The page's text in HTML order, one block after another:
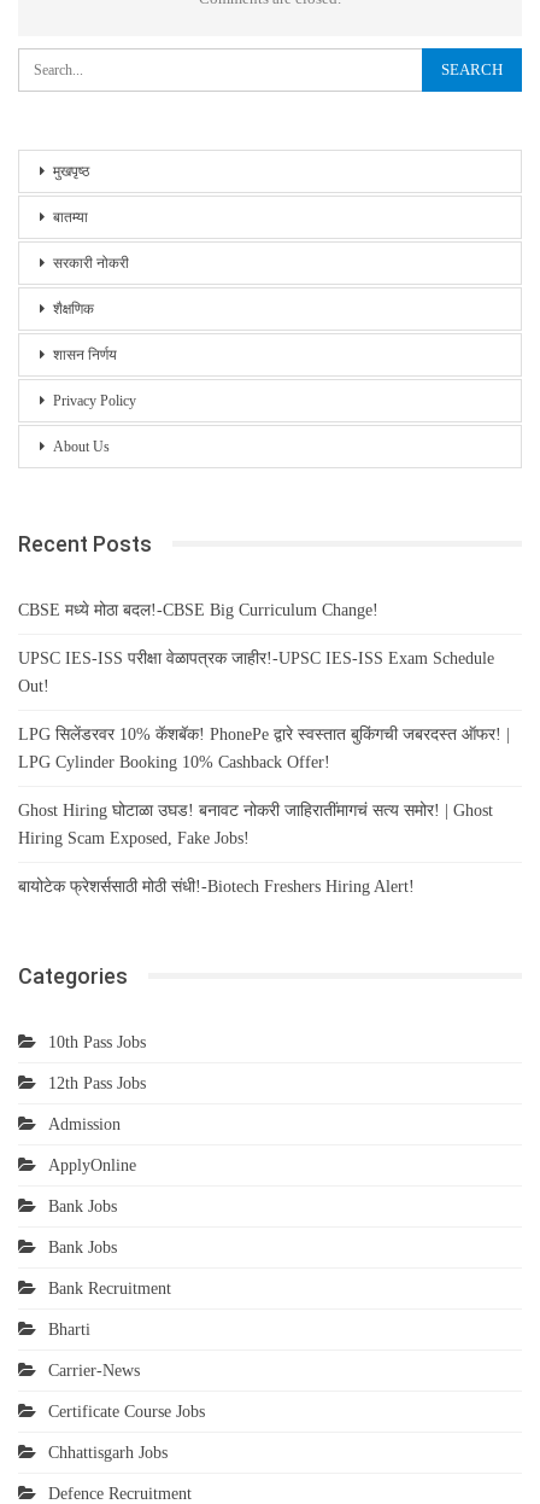
मुखपृष्ठ
बातम्या
सरकारी नोकरी
शैक्षणिक
शासन निर्णय
Privacy Policy
About Us
Recent Posts
CBSE मध्ये मोठा बदल!-CBSE Big Curriculum Change!
UPSC IES-ISS परीक्षा वेळापत्रक जाहीर!-UPSC IES-ISS Exam Schedule
Out!
LPG सिलेंडरवर 10% कॅशबॅक! PhonePe द्वारे स्वस्तात बुकिंगची जबरदस्त ऑफर! |
LPG Cylinder Booking 10% Cashback Offer!
Ghost Hiring घोटाळा उघड! बनावट नोकरी जाहिरातींमागचं सत्य समोर! | Ghost
Hiring Scam Exposed, Fake Jobs!
बायोटेक फ्रेशर्ससाठी मोठी संधी!-Biotech Freshers Hiring Alert!
Categories
10th Pass Jobs
12th Pass Jobs
Admission
ApplyOnline
Bank Jobs
Bank Jobs
Bank Recruitment
Bharti
Carrier-News
Certificate Course Jobs
Chhattisgarh Jobs
Defence Recruitment